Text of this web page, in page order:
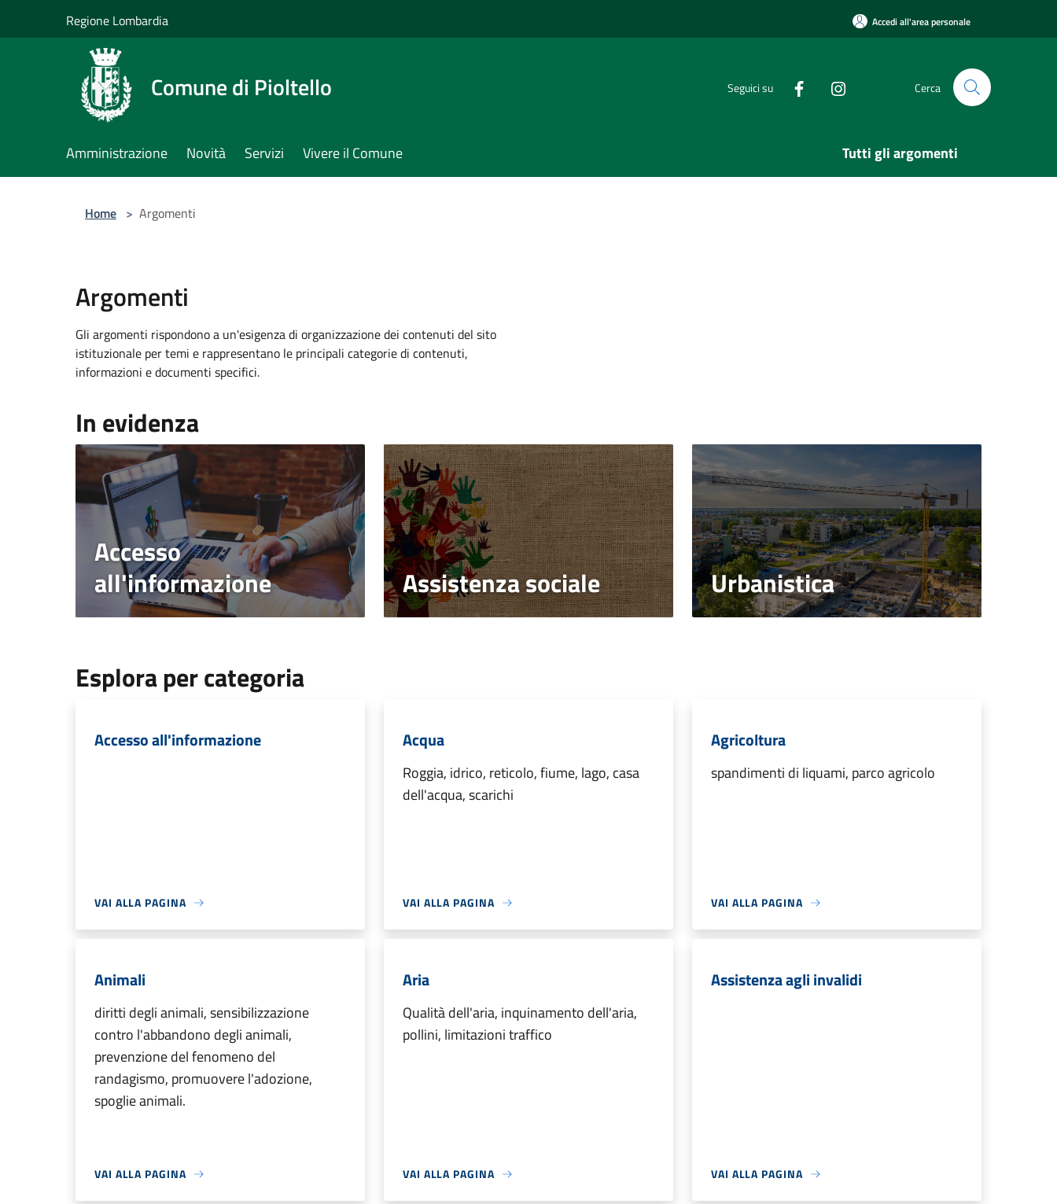
Regione Lombardia Accedi all'area personale
Comune di Pioltello Seguici su Cerca
Amministrazione Novità Servizi Vivere il Comune Tutti gli argomenti
Home > Argomenti
Argomenti
Gli argomenti rispondono a un'esigenza di organizzazione dei contenuti del sito
istituzionale per temi e rappresentano le principali categorie di contenuti,
informazioni e documenti specifici.
In evidenza
Accesso
all'informazione
Assistenza sociale Urbanistica
Esplora per categoria
Accesso all'informazione
VAI ALLA PAGINA
Acqua
Roggia, idrico, reticolo, fiume, lago, casa
dell'acqua, scarichi
VAI ALLA PAGINA
Agricoltura
spandimenti di liquami, parco agricolo
VAI ALLA PAGINA
Animali
diritti degli animali, sensibilizzazione
contro l'abbandono degli animali,
prevenzione del fenomeno del
randagismo, promuovere l'adozione,
spoglie animali.
VAI ALLA PAGINA
Aria
Qualità dell'aria, inquinamento dell'aria,
pollini, limitazioni traffico
VAI ALLA PAGINA
Assistenza agli invalidi
VAI ALLA PAGINA